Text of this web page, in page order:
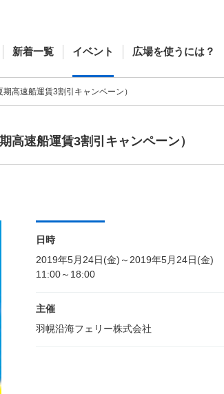
新着一覧 イベント 広場を使うには？
高速船運賃3割引キャンペーン）
速船運賃3割引キャンペーン）
日時
2019年5月24日(金)～2019年5月24日(金)
11:00～18:00
主催
羽幌沿海フェリー株式会社